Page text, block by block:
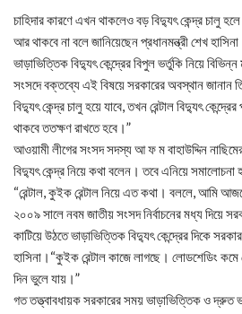
চাহিদার কারণে এখন থাকলেও বড় বিদ্যুৎ কেন্দ্র চালু হলে
আর থাকবে না বলে জানিয়েছেন প্রধানমন্ত্রী শেখ
ভাড়াভিত্তিক বিদ্যুৎ কেন্দ্রের বিপুল ভর্তুকি নিয়ে
সংসদে বক্তব্যে এই বিষয়ে সরকারের অবস্থান জানান
বিদ্যুৎ কেন্দ্র চালু হয়ে যাবে, তখন রেন্টাল বিদ্যুৎ
থাকবে ততক্ষণ রাখতে হবে।”
আওয়ামী লীগের সংসদ সদস্য আ ফ ম বাহাউদ্দিন
বিদ্যুৎ কেন্দ্র নিয়ে কথা বলেন। তবে এনিয়ে
“রেন্টাল, কুইক রেন্টাল নিয়ে এত কথা। বললে, আমি
২০০৯ সালে নবম জাতীয় সংসদ নির্বাচনের মধ্য দিয়ে
কাটিয়ে উঠতে ভাড়াভিত্তিক বিদ্যুৎ কেন্দ্রের দিকে
হাসিনা।“কুইক রেন্টাল কাজে লাগছে। লোডশেডিং
দিন ভুলে যায়।”
গত তত্ত্বাবধায়ক সরকারের সময় ভাড়াভিত্তিক ও দ্রুত